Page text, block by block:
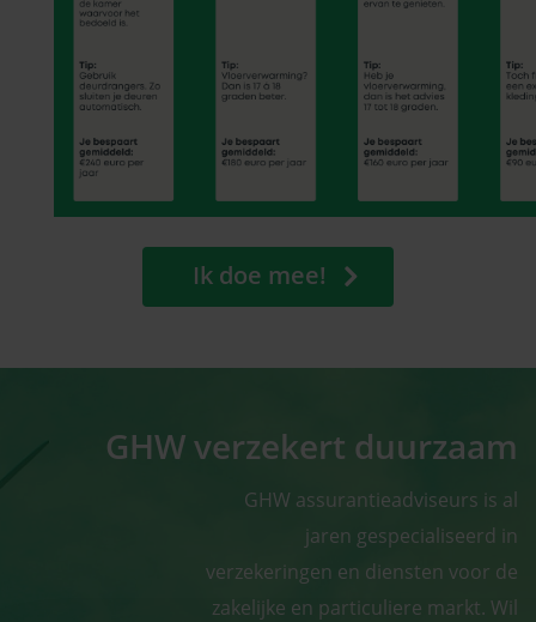
Ik doe mee!
GHW verzekert duurzaam
GHW assurantieadviseurs is al
jaren gespecialiseerd in
verzekeringen en diensten voor de
zakelijke en particuliere markt. Wil